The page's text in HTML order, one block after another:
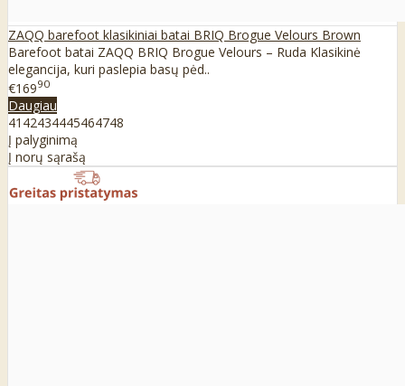
ZAQQ barefoot klasikiniai batai BRIQ Brogue Velours Brown
Barefoot batai ZAQQ BRIQ Brogue Velours – Ruda Klasikinė
elegancija, kuri paslepia basų pėd..
€16990
Daugiau
41 42434445464748
Į palyginimą
Į norų sąrašą